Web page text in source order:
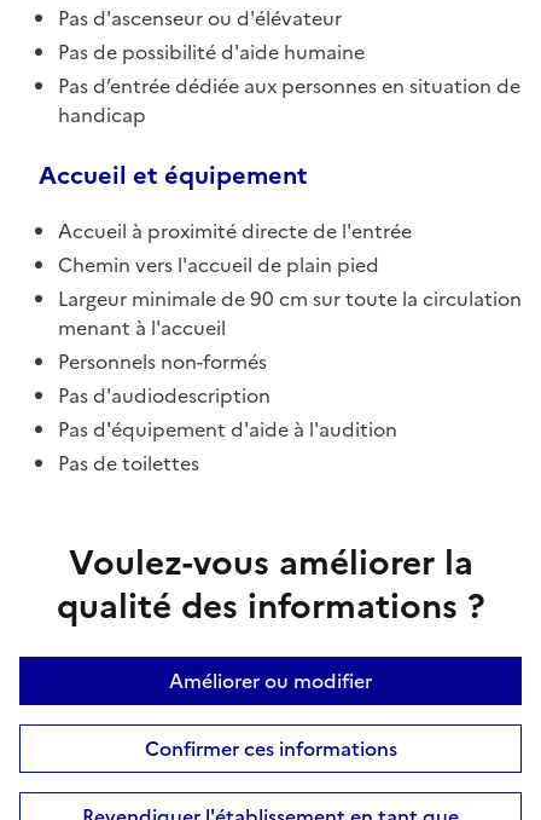
Pas d'ascenseur ou d'élévateur
Pas de possibilité d'aide humaine
Pas d’entrée dédiée aux personnes en situation de
handicap
Accueil et équipement
Accueil à proximité directe de l'entrée
Chemin vers l'accueil de plain pied
Largeur minimale de 90 cm sur toute la circulation
menant à l'accueil
Personnels non-formés
Pas d'audiodescription
Pas d'équipement d'aide à l'audition
Pas de toilettes
Voulez-vous améliorer la
qualité des informations ?
Améliorer ou modifier
Confirmer ces informations